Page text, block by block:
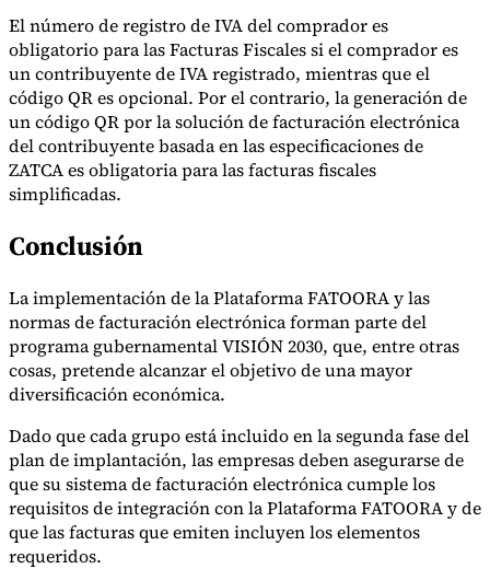
El número de registro de IVA del comprador es
obligatorio para las Facturas Fiscales si el comprador es
un contribuyente de IVA registrado, mientras que el
código QR es opcional. Por el contrario, la generación de
un código QR por la solución de facturación electrónica
del contribuyente basada en las especificaciones de
ZATCA es obligatoria para las facturas fiscales
simplificadas.
Conclusión
La implementación de la Plataforma FATOORA y las
normas de facturación electrónica forman parte del
programa gubernamental VISIÓN 2030, que, entre otras
cosas, pretende alcanzar el objetivo de una mayor
diversificación económica.
Dado que cada grupo está incluido en la segunda fase del
plan de implantación, las empresas deben asegurarse de
que su sistema de facturación electrónica cumple los
requisitos de integración con la Plataforma FATOORA y de
que las facturas que emiten incluyen los elementos
requeridos.